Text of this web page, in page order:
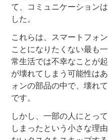
て、コミュニケーション
した。
これらは、スマートフォ
ことになりたくない最も
常生活では不幸なことが
が壊れてしまう可能性は
ォンの部品の中で、壊れ
です。
しかし、一部の人にとっ
しまったという小さな理